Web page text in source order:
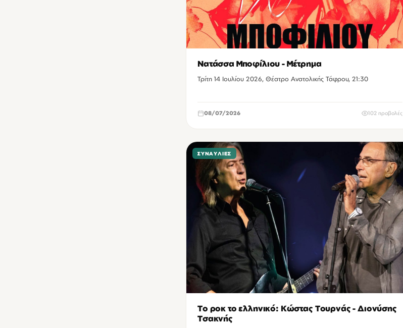
Νατάσσα Μποφίλιου - Μέτρημα
Τρίτη 14 Ιουλίου 2026, Θέατρο Ανατολικής Τάφρου, 21:30
08/07/2026 102 προβολές
ΣΥΝΑΥΛΊΕΣ
Το ροκ το ελληνικό: Κώστας Τουρνάς - Διονύσης
Τσακνής